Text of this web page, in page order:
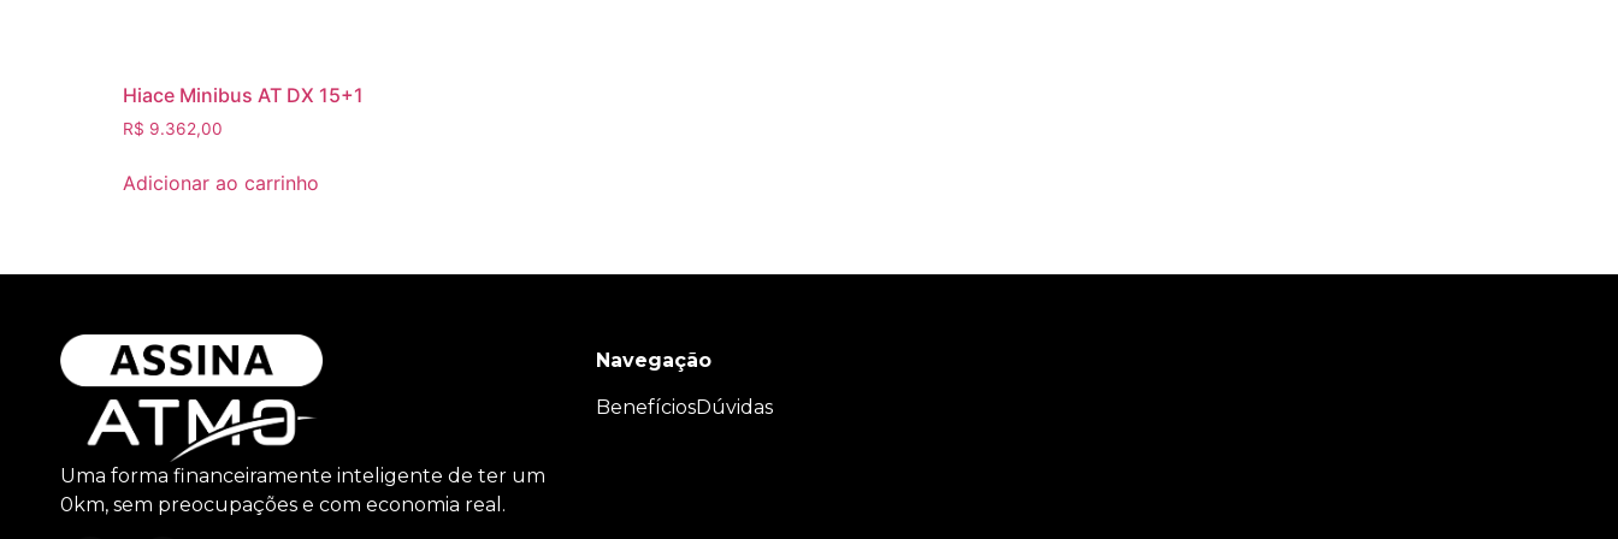
Hiace Minibus AT DX 15+1
R$ 9.362,00
Adicionar ao carrinho
Uma forma financeiramente inteligente de ter um
0km, sem preocupações e com economia real.
Navegação
BenefíciosDúvidas